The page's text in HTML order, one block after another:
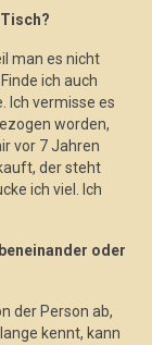
man es nicht
ich auch
Ich vermisse es
worden,
vor 7 Jahren
der steht
ich viel. Ich
oder
der Person ab,
kennt, kann